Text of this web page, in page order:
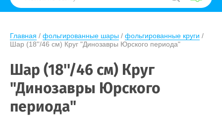
Главная / фольгированные шары / фольгированные круги /
Шар (18''/46 см) Круг "Динозавры Юрского периода"
Шар (18''/46 см) Круг
"Динозавры Юрского
периода"